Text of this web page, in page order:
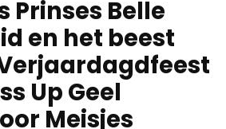
Prinses Belle
en het beest
Up Geel
Meisjes